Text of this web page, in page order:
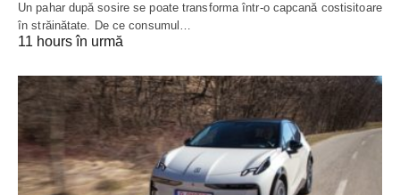
Un pahar după sosire se poate transforma într-o capcană costisitoare
în străinătate. De ce consumul…
11 hours în urmă